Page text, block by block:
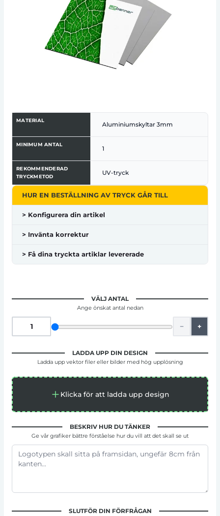
budskap förblir synligt och tydligt även i tuffa
utomhusmiljöer.
MATERIAL
Aluminiumskyltar 3mm
MINIMUM ANTAL
1
REKOMMENDERAD
TRYCKMETOD
UV-tryck
HUR EN BESTÄLLNING AV TRYCK GÅR TILL
> Konfigurera din artikel
> Invänta korrektur
> Få dina tryckta artiklar levererade
VÄLJ ANTAL
Ange önskat antal nedan
− +
LADDA UPP DIN DESIGN
Ladda upp vektor filer eller bilder med hög upplösning
Klicka för att ladda upp design
BESKRIV HUR DU TÄNKER
Ge vår grafiker bättre förståelse hur du vill att det skall se ut
SLUTFÖR DIN FÖRFRÅGAN